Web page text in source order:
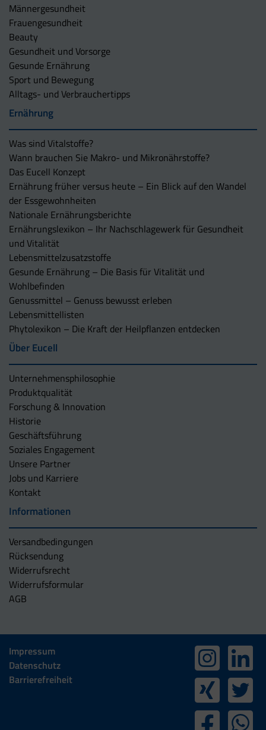
Männergesundheit
Frauengesundheit
Beauty
Gesundheit und Vorsorge
Gesunde Ernährung
Sport und Bewegung
Alltags- und Verbrauchertipps
Ernährung
Was sind Vitalstoffe?
Wann brauchen Sie Makro- und Mikronährstoffe?
Das Eucell Konzept
Ernährung früher versus heute – Ein Blick auf den Wandel
der Essgewohnheiten
Nationale Ernährungsberichte
Ernährungslexikon – Ihr Nachschlagewerk für Gesundheit
und Vitalität
Lebensmittelzusatzstoffe
Gesunde Ernährung – Die Basis für Vitalität und
Wohlbefinden
Genussmittel – Genuss bewusst erleben
Lebensmittellisten
Phytolexikon – Die Kraft der Heilpflanzen entdecken
Über Eucell
Unternehmens­philosophie
Produktqualität
Forschung & Innovation
Historie
Geschäftsführung
Soziales Engagement
Unsere Partner
Jobs und Karriere
Kontakt
Informationen
Versandbedingungen
Rücksendung
Widerrufsrecht
Widerrufsformular
AGB
Impressum
Datenschutz
Barrierefreiheit